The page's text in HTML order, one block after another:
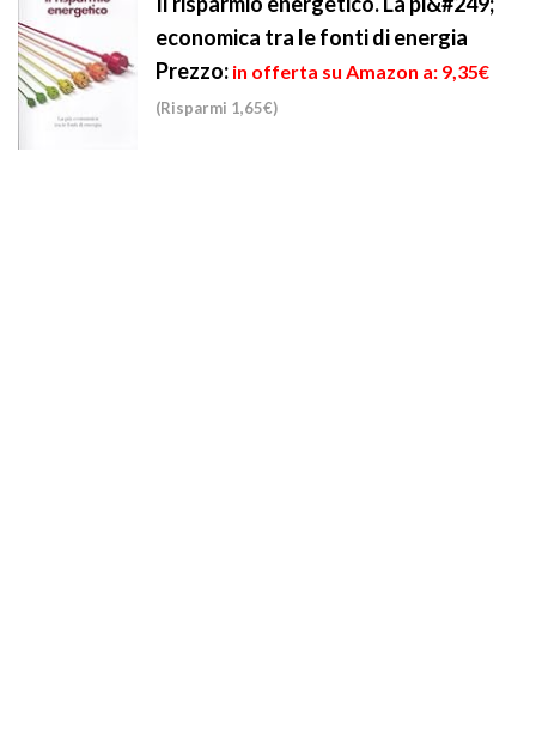
economica tra le fonti di energia
Prezzo: in offerta su Amazon a: 9,35€
(Risparmi 1,65€)